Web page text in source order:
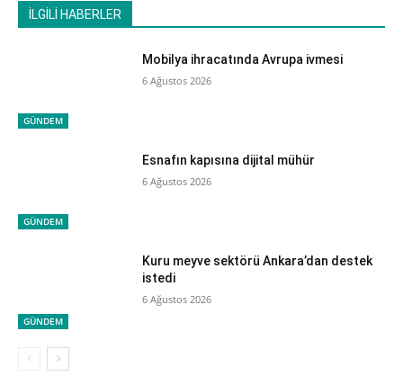
İLGİLİ HABERLER
GÜNDEM
Mobilya ihracatında Avrupa ivmesi
6 Ağustos 2026
GÜNDEM
Esnafın kapısına dijital mühür
6 Ağustos 2026
GÜNDEM
Kuru meyve sektörü Ankara’dan destek
istedi
6 Ağustos 2026